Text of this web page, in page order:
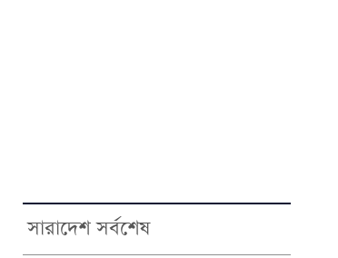
সারাদেশ সর্বশেষ